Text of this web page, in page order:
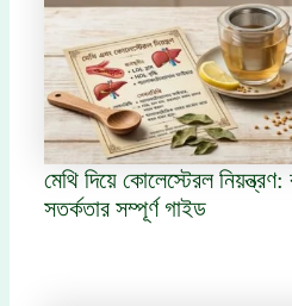
মেথি দিয়ে কোলেস্টেরল নিয়ন্ত্রণ:
সতর্কতার সম্পূর্ণ গাইড